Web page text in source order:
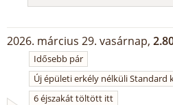
2026. március 29. vasárnap,
Idősebb pár
Új épületi erkély nélküli Standard
6 éjszakát töltött itt